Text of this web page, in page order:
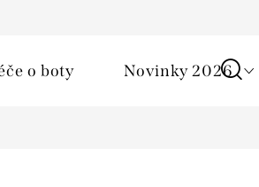
o boty Novinky 2026